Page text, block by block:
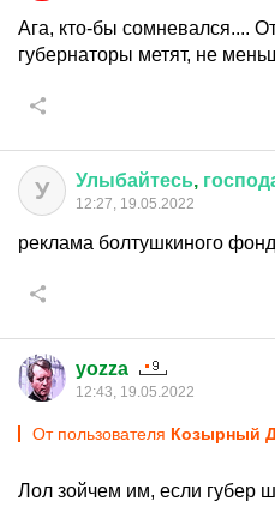
Ага, кто-бы сомневался....
губернаторы метят, не
У Улыбайтесь,
12:27, 19.05.2022
реклама болтушкиного
yozza
12:43, 19.05.2022
От пользователя Козырный
Лол зойчем им, если губер